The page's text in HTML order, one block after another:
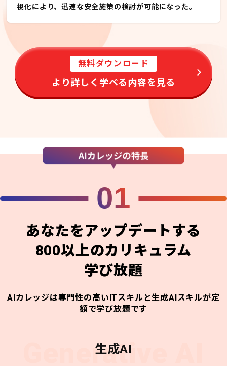
視化により、迅速な安全施策の検討が可能になった。
無料ダウンロード
より詳しく学べる内容を見る
01
あなたをアップデートする
800以上のカリキュラム
学び放題
AIカレッジは専門性の高いITスキルと生成AIスキルが定
額で学び放題です
Generative AI
生成AI